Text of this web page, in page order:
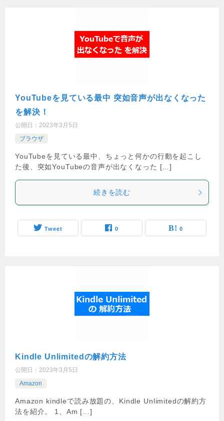
YouTubeを見ている最中 突如音声が出なくなった
を解決！
公開日： 2023年3月5日
ブラウザ
YouTubeを見ている最中、ちょっと何かの行動を起こし
た後、突如YouTubeの音声が出なくなった […]
続きを読む
Tweet 0 0
Kindle Unlimitedの解約方法
公開日： 2023年3月5日
Amazon
Amazon kindleで読み放題の、Kindle Unlimitedの解約方
法を紹介。 1、Am […]